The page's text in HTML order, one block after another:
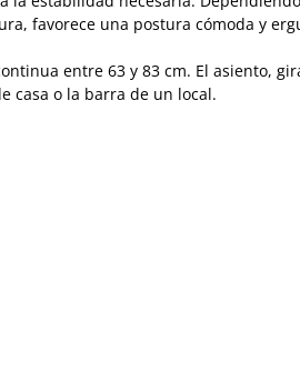
favorece una postura cómoda y
entre 63 y 83 cm. El asiento,
casa o la barra de un local.